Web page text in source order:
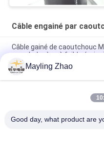
Câble engainé par
Câble gainé de caoutchouc
sans halogène à faible
Câble gainé de caoutchouc à
Shenghua Group, 0,66 / 1,14
Câble d'alimentation
Mayling Zhao
Good day, what product are